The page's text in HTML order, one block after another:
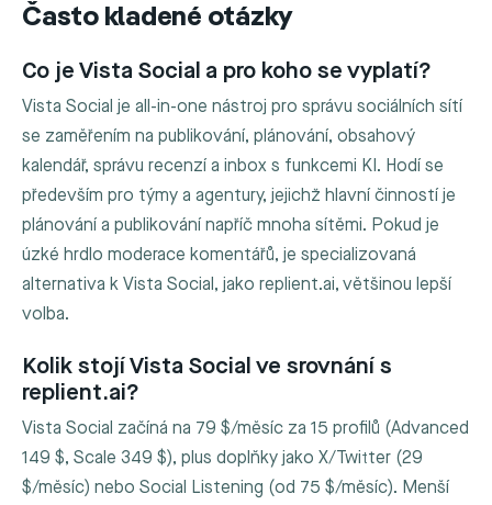
Často kladené otázky
Co je Vista Social a pro koho se vyplatí?
Vista Social je all-in-one nástroj pro správu sociálních sítí
se zaměřením na publikování, plánování, obsahový
kalendář, správu recenzí a inbox s funkcemi KI. Hodí se
především pro týmy a agentury, jejichž hlavní činností je
plánování a publikování napříč mnoha sítěmi. Pokud je
úzké hrdlo moderace komentářů, je specializovaná
alternativa k Vista Social, jako replient.ai, většinou lepší
volba.
Kolik stojí Vista Social ve srovnání s
replient.ai?
Vista Social začíná na 79 $/měsíc za 15 profilů (Advanced
149 $, Scale 349 $), plus doplňky jako X/Twitter (29
$/měsíc) nebo Social Listening (od 75 $/měsíc). Menší